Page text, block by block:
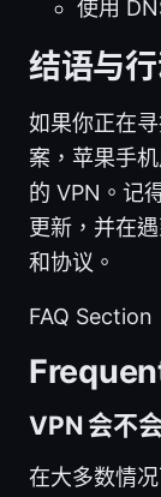
使用
结语与
如果你正在
案，苹果手
的 VPN。记
更新，并在
和协议。
FAQ Section
VPN 会不
在大多数情